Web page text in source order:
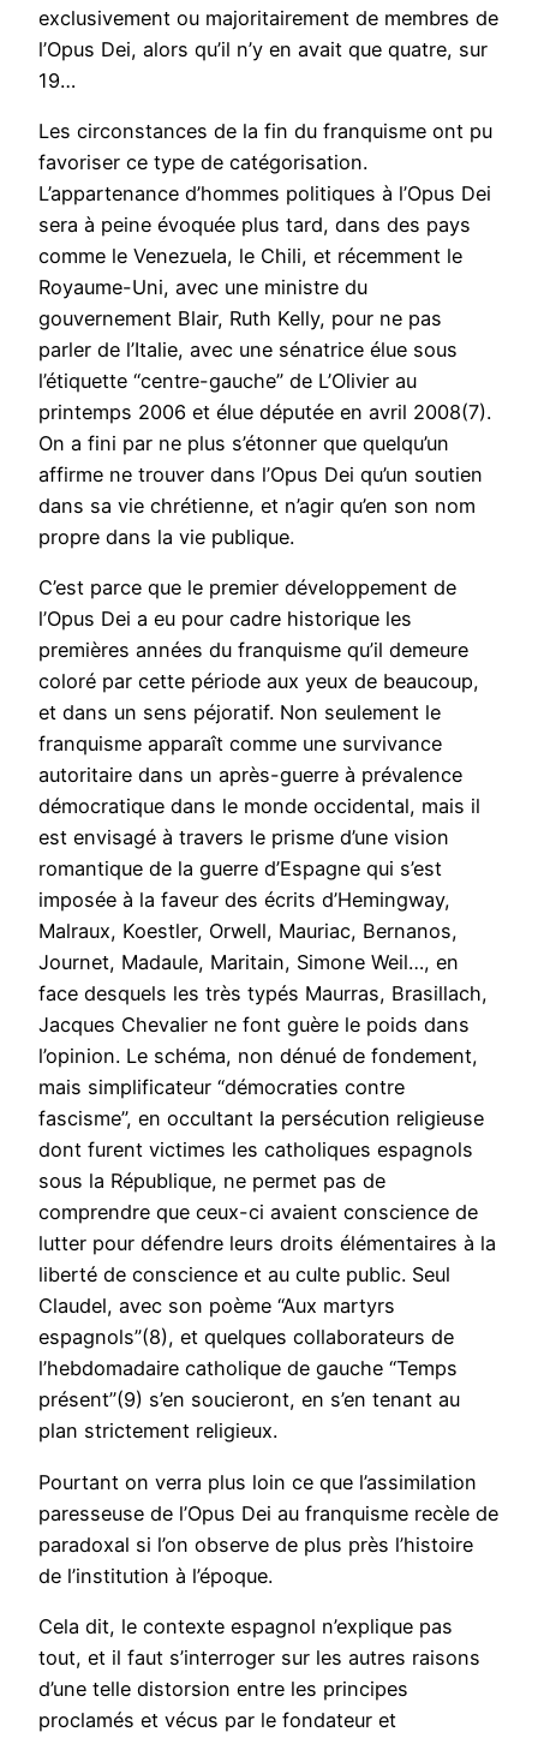
exclusivement ou majoritairement de membres de
l’Opus Dei, alors qu’il n’y en avait que quatre, sur
19…
Les circonstances de la fin du franquisme ont pu
favoriser ce type de catégorisation.
L’appartenance d’hommes politiques à l’Opus Dei
sera à peine évoquée plus tard, dans des pays
comme le Venezuela, le Chili, et récemment le
Royaume-Uni, avec une ministre du
gouvernement Blair, Ruth Kelly, pour ne pas
parler de l’Italie, avec une sénatrice élue sous
l’étiquette “centre-gauche” de L’Olivier au
printemps 2006 et élue députée en avril 2008(7).
On a fini par ne plus s’étonner que quelqu’un
affirme ne trouver dans l’Opus Dei qu’un soutien
dans sa vie chrétienne, et n’agir qu’en son nom
propre dans la vie publique.
C’est parce que le premier développement de
l’Opus Dei a eu pour cadre historique les
premières années du franquisme qu’il demeure
coloré par cette période aux yeux de beaucoup,
et dans un sens péjoratif. Non seulement le
franquisme apparaît comme une survivance
autoritaire dans un après-guerre à prévalence
démocratique dans le monde occidental, mais il
est envisagé à travers le prisme d’une vision
romantique de la guerre d’Espagne qui s’est
imposée à la faveur des écrits d’Hemingway,
Malraux, Koestler, Orwell, Mauriac, Bernanos,
Journet, Madaule, Maritain, Simone Weil…, en
face desquels les très typés Maurras, Brasillach,
Jacques Chevalier ne font guère le poids dans
l’opinion. Le schéma, non dénué de fondement,
mais simplificateur “démocraties contre
fascisme”, en occultant la persécution religieuse
dont furent victimes les catholiques espagnols
sous la République, ne permet pas de
comprendre que ceux-ci avaient conscience de
lutter pour défendre leurs droits élémentaires à la
liberté de conscience et au culte public. Seul
Claudel, avec son poème “Aux martyrs
espagnols”(8), et quelques collaborateurs de
l’hebdomadaire catholique de gauche “Temps
présent”(9) s’en soucieront, en s’en tenant au
plan strictement religieux.
Pourtant on verra plus loin ce que l’assimilation
paresseuse de l’Opus Dei au franquisme recèle de
paradoxal si l’on observe de plus près l’histoire
de l’institution à l’époque.
Cela dit, le contexte espagnol n’explique pas
tout, et il faut s’interroger sur les autres raisons
d’une telle distorsion entre les principes
proclamés et vécus par le fondateur et